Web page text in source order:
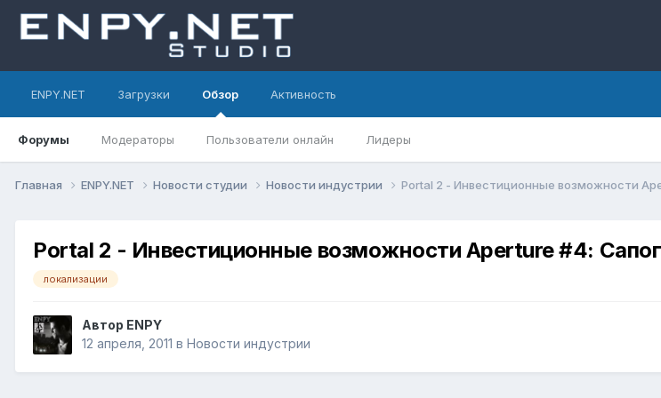
ENPY.NET Загрузки Обзор
Форумы Модераторы Пользователи онлайн Лидеры
Активность
Главная ENPY.NET Новости студии Новости индустрии Portal 2 - Инвестиционные возможности
Portal 2 - Инвестиционные возможности Aperture #4:
локализации
Автор ENPY
12 апреля, 2011 в Новости индустрии